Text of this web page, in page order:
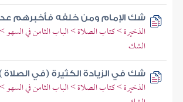
شك الإمام ومن خلفه فأخبرهم
الذخيرة > كتاب الصلاة > الباب الثامن في
الشك
شك في الزيادة الكثيرة (في الصلاة
الذخيرة > كتاب الصلاة > الباب الثامن في